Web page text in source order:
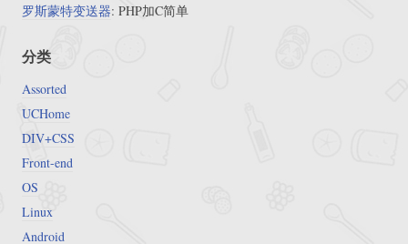
罗斯蒙特变送器: PHP加C简单
分类
Assorted
UCHome
DIV+CSS
Front-end
OS
Linux
Android